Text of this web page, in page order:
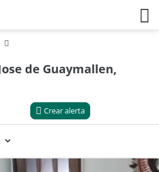
de Guaymallen,
Crear alerta